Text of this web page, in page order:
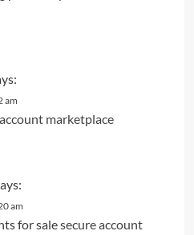
am
account marketplace
am
for salesecure account